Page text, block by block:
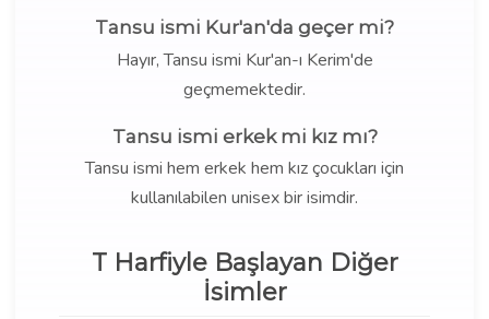
Tansu ismi Kur'an'da geçer mi?
Hayır, Tansu ismi Kur'an-ı Kerim'de
geçmemektedir.
Tansu ismi erkek mi kız mı?
Tansu ismi hem erkek hem kız çocukları için
kullanılabilen unisex bir isimdir.
T Harfiyle Başlayan Diğer
İsimler